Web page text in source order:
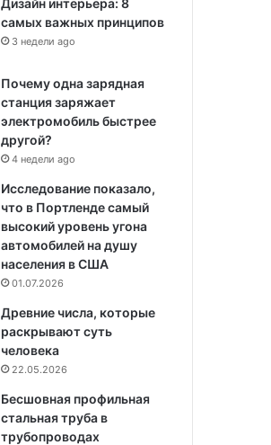
Дизайн интерьера: 8
самых важных принципов
3 недели ago
Почему одна зарядная
станция заряжает
электромобиль быстрее
другой?
4 недели ago
Исследование показало,
что в Портленде самый
высокий уровень угона
автомобилей на душу
населения в США
01.07.2026
Древние числа, которые
раскрывают суть
человека
22.05.2026
Бесшовная профильная
стальная труба в
трубопроводах